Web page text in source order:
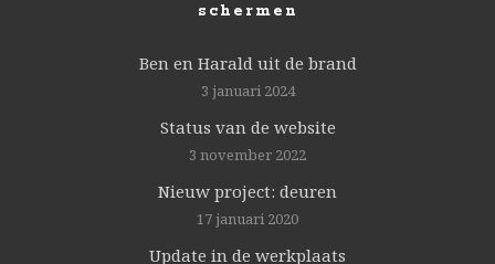
schermen
Ben en Harald uit de brand
3 januari 2024
Status van de website
3 november 2022
Nieuw project: deuren
17 januari 2020
Update in de werkplaats